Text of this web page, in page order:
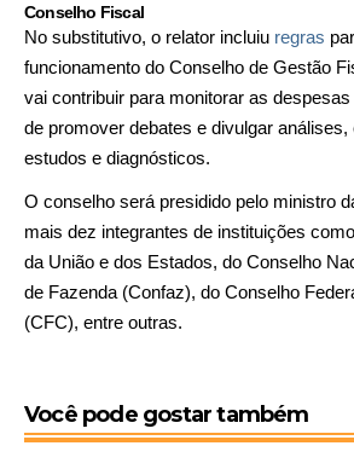
Conselho Fiscal
No substitutivo, o relator incluiu regras
funcionamento do Conselho de Gestão
vai contribuir para monitorar as
de promover debates e divulgar
estudos e diagnósticos.
O conselho será presidido pelo ministro
mais dez integrantes de instituições
da União e dos Estados, do Conselho
de Fazenda (Confaz), do Conselho
(CFC), entre outras.
Você pode gostar também